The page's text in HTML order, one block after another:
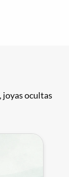
joyas ocultas